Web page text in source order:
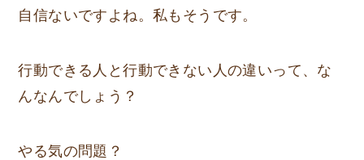
自信ないですよね。私もそうです。
行動できる人と行動できない人の違いって、な
んなんでしょう？
やる気の問題？